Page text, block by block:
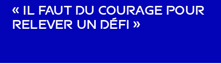
« Il faut du courage pour
relever un défi »